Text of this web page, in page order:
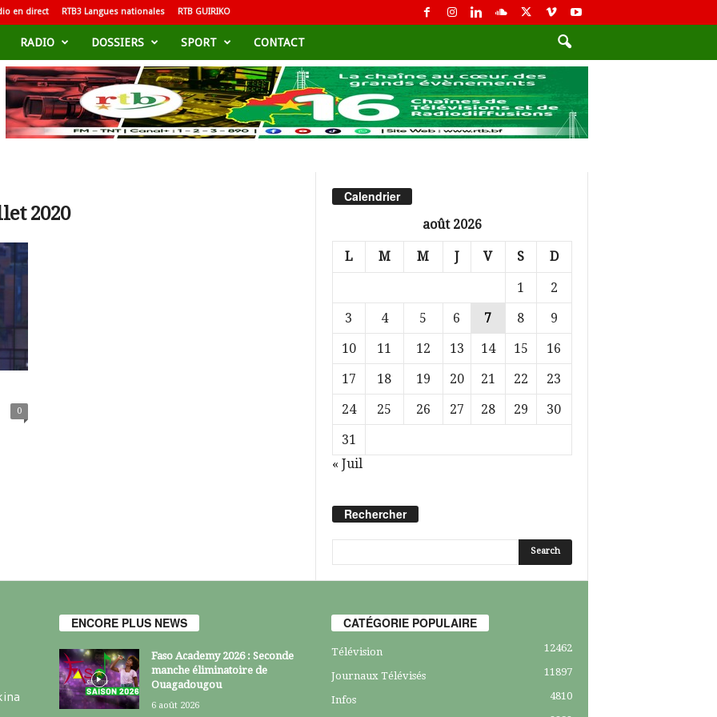
en direct RTB3 Langues nationales RTB GUIRIKO
RADIO DOSSIERS SPORT CONTACT
2020
0
Calendrier
août 2026
L M M J V S D
1
2
3
4 5 6 7 8
9
10
11 12 13 14 15
16
17
18 19 20 21 22
23
24
25 26 27 28 29
30
31
« Juil
Rechercher
ENCORE PLUS NEWS
Faso Academy 2026 : Seconde
manche éliminatoire de
Ouagadougou
6 août 2026
CATÉGORIE POPULAIRE
Télévision 12462
Journaux Télévisés 11897
Infos
4810